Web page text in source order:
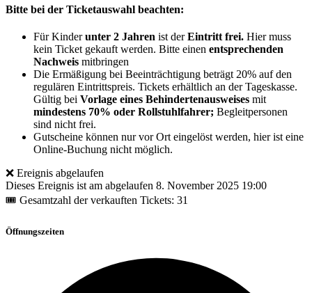
Bitte bei der Ticketauswahl beachten:
Für Kinderunter 2 Jahren ist derEintritt frei. Hier muss
kein Ticket gekauft werden. Bitte einen entsprechenden
Nachweis mitbringen
Die Ermäßigung bei Beeinträchtigung beträgt 20% auf den
regulären Eintrittspreis. Tickets erhältlich an der Tageskasse.
Gültig bei Vorlage eines Behindertenausweises mit
mindestens 70% oder Rollstuhlfahrer; Begleitpersonen
sind nicht frei.
Gutscheine können nur vor Ort eingelöst werden, hier ist eine
Online-Buchung nicht möglich.
❌ Ereignis abgelaufen
Dieses Ereignis ist am abgelaufen 8. November 2025 19:00
🎟 Gesamtzahl der verkauften Tickets: 31
Öffnungszeiten